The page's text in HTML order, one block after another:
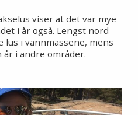
viser at det var mye
i år også. Lengst nord
i vannmassene, mens
i andre områder.